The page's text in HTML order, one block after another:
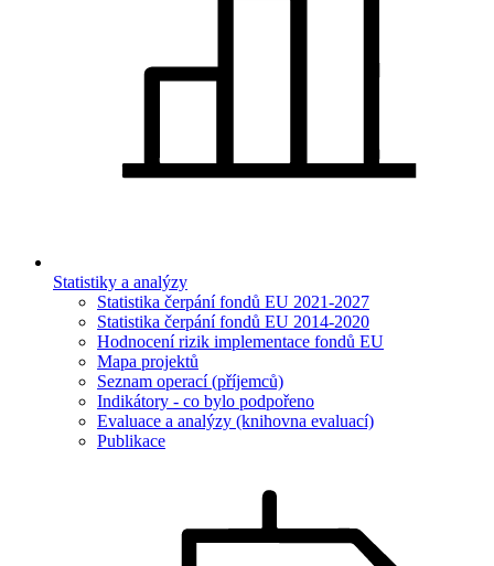
Statistiky a analýzy
Statistika čerpání fondů EU 2021-2027
Statistika čerpání fondů EU 2014-2020
Hodnocení rizik implementace fondů EU
Mapa projektů
Seznam operací (příjemců)
Indikátory - co bylo podpořeno
Evaluace a analýzy (knihovna evaluací)
Publikace